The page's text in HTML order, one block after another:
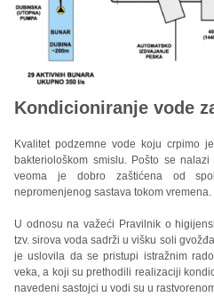
Kondicioniranje vode
Kvalitet podzemne vode koju crpimo
bakteriološkom smislu. Pošto se
veoma je dobro zaštićena od
nepromenjenog sastava tokom vremena.
U odnosu na važeći Pravilnik o
tzv. sirova voda sadrži u višku soli
je uslovila da se pristupi istražnim
veka, a koji su prethodili realizaciji
navedeni sastojci u vodi su u